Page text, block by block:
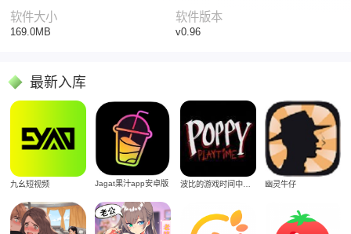
软件大小
169.0MB
软件版本
v0.96
最新入库
九幺短视频 Jagat果汁app安卓版 波比的游戏时间中文版 幽灵牛仔